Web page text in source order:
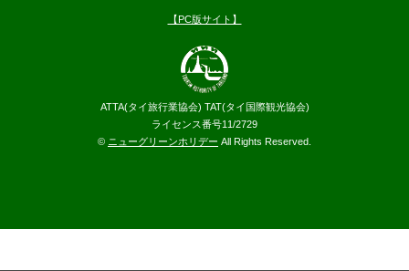
【PC版サイト】
ATTA(タイ旅行業協会) TAT(タイ国際観光協会)
ライセンス番号11/2729
© ニューグリーンホリデー All Rights Reserved.